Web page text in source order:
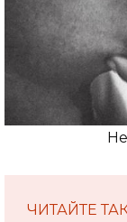
ЧИТАЙТЕ